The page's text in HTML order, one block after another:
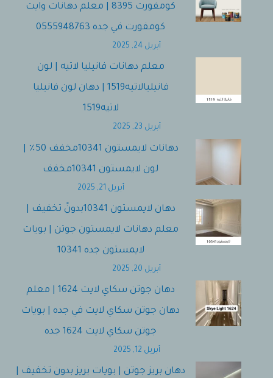
كومفورت 8395 | معلم دهانات وايت
كومفورت في جده 0555948763
أبريل 24, 2025
معلم دهانات فانيليا لاتيه | لون
فانيليالاتيه1519 | دهان لون فانيليا
لاتيه1519
أبريل 23, 2025
دهانات لايمستون 10341مخفف 50٪ |
لون لايمستون 10341مخفف
أبريل 21, 2025
دهان لايمستون 10341بدونً تخفيف |
معلم دهانات لايمستون جوتن | بويات
لايمستون جده 10341
أبريل 20, 2025
دهان جوتن سكاي لايت 1624 | معلم
دهان جوتن سكاي لايت في جده | بويات
جوتن سكاي لايت 1624 جده
أبريل 12, 2025
دهان بريز جوتن | بويات بريز بدون تخفيف |